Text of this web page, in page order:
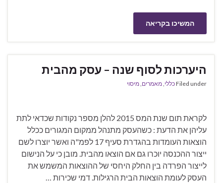
המשיכו בקריאה
היערכות לסוף שנה – עסק מהבית
Filed underכללי,מאמרים,מיסוי
לקראת תום שנת המס 2015 להלן מספר נקודות שכדאי לתת
עליהן את הדעת : כשהעסק מתנהל ממקום המגורים ככלל
הוצאות העומדות בהגדרת סעיף 17 לפמ"ה ואשר יוצרו לשם
ייצור ההכנסה יוכרו גם אם הוצאו מהבית. מובן כי על הנישום
לייצור הפרדה בין החלק היחסי של ההוצאות המשמש את
העסק לעומת הוצאות הבית הרגילות. דמי שכירות …